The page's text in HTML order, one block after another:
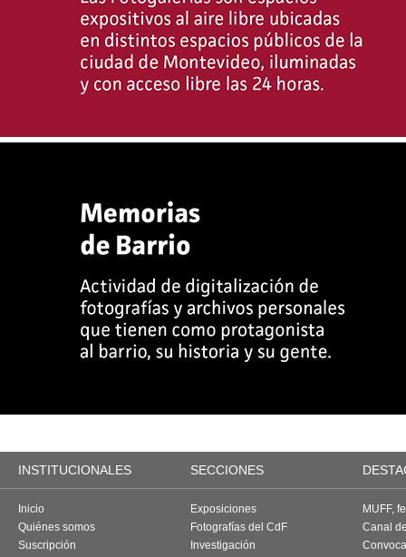
INSTITUCIONALES SECCIONES
Inicio
Quiénes somos
Suscripción
Exposiciones
Fotografías del CdF
Investigación
MUFF,
Canal